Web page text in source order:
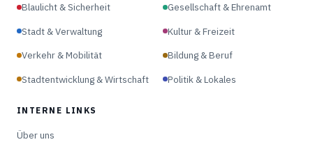
Blaulicht & Sicherheit
Gesellschaft & Ehrenamt
Stadt & Verwaltung
Kultur & Freizeit
Verkehr & Mobilität
Bildung & Beruf
Stadtentwicklung & Wirtschaft
Politik & Lokales
INTERNE LINKS
Über uns